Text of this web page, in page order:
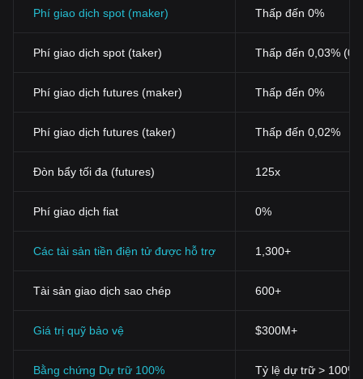
Phí giao dịch spot (maker) Thấp đến 0%
Phí giao dịch spot (taker) Thấp đến 0,03%
Phí giao dịch futures (maker) Thấp đến 0%
Phí giao dịch futures (taker) Thấp đến 0,02%
Đòn bẩy tối đa (futures) 125x
Phí giao dịch fiat 0%
Các tài sản tiền điện tử được hỗ trợ 1,300+
Tài sản giao dịch sao chép 600+
Giá trị quỹ bảo vệ $300M+
Bằng chứng Dự trữ 100% Tỷ lệ dự trữ > 100%